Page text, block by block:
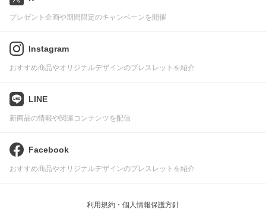
プレゼント企画や期間限定のキャンペーンを開催
Instagram
おすすめ商品やオリジナルデザインのブレスレットを紹介
LINE
新商品の情報や関連コンテンツを配信
Facebook
おすすめ商品やオリジナルデザインのブレスレットを紹介
利用規約・個人情報保護方針